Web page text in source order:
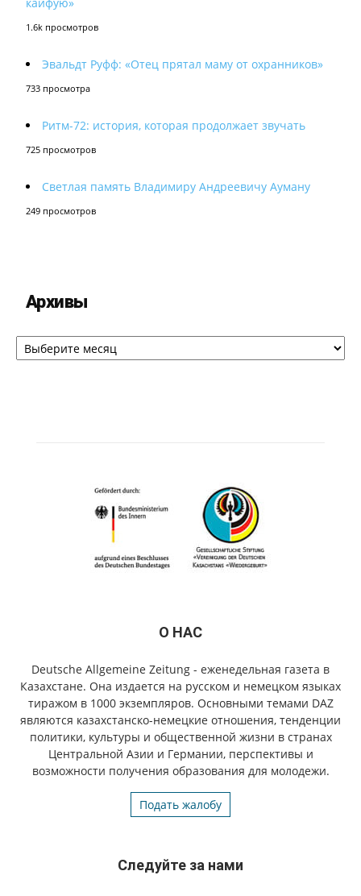
1.6k просмотров
Эвальдт Руфф: «Отец прятал маму от охранников»
733 просмотра
Ритм-72: история, которая продолжает звучать
725 просмотров
Светлая память Владимиру Андреевичу Ауману
249 просмотров
Архивы
Архивы
О НАС
Deutsche Allgemeine Zeitung - еженедельная газета в
Казахстане. Она издается на русском и немецком языках
тиражом в 1000 экземпляров. Основными темами DAZ
являются казахстанско-немецкие отношения, тенденции
политики, культуры и общественной жизни в странах
Центральной Азии и Германии, перспективы и
возможности получения образования для молодежи.
Подать жалобу
Следуйте за нами